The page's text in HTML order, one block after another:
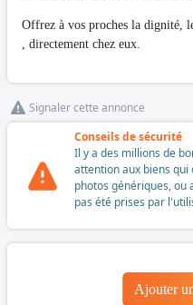
Offrez à vos proches la dignité,
, directement chez eux.
Signaler cette annonce
Conseils de sécurité
Il y a des millions de
attention aux biens
photos génériques, ou
pas été prises par
Ajouter